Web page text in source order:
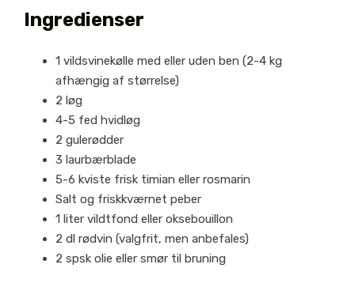
Ingredienser
1 vildsvinekølle med eller uden ben (2-4 kg
afhængig af størrelse)
2 løg
4-5 fed hvidløg
2 gulerødder
3 laurbærblade
5-6 kviste frisk timian eller rosmarin
Salt og friskkværnet peber
1 liter vildtfond eller oksebouillon
2 dl rødvin (valgfrit, men anbefales)
2 spsk olie eller smør til bruning